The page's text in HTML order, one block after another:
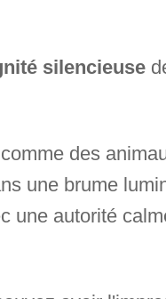
silencieuse
des
une brume
une autorité